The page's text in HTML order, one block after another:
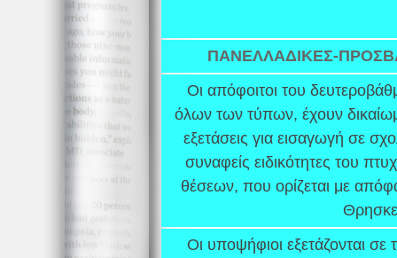
ΠΑΝΕΛΛΑΔΙΚΕΣ-
Οι απόφοιτοι του
όλων των τύπων, έχουν
εξετάσεις για εισαγωγή σε
συναφείς ειδικότητες του
θέσεων, που ορίζεται με
Οι υποψήφιοι εξετάζονται